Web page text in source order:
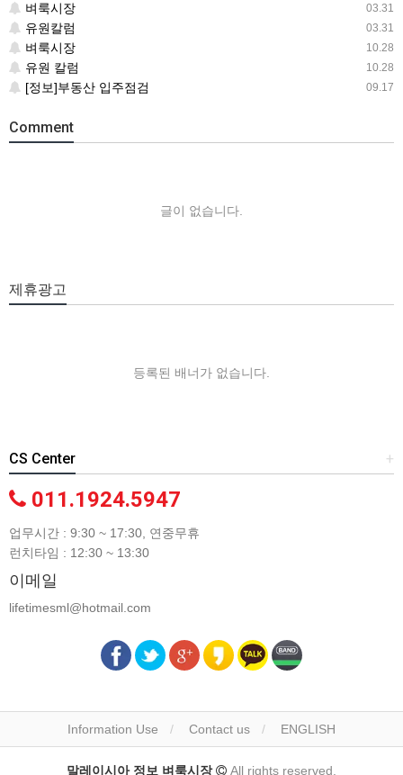
03.31
벼룩시장
03.31
유원칼럼
10.28
벼룩시장
10.28
유원 칼럼
09.17
[정보]부동산 입주점검
Comment
글이 없습니다.
제휴광고
등록된 배너가 없습니다.
+
CS Center
011.1924.5947
업무시간 : 9:30 ~ 17:30, 연중무휴
런치타임 : 12:30 ~ 13:30
이메일
lifetimesml@hotmail.com
Information Use Contact us ENGLISH
말레이시아 정보 벼룩시장 All rights reserved.